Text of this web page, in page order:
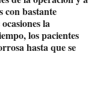
con bastante
la
los pacientes
hasta que se